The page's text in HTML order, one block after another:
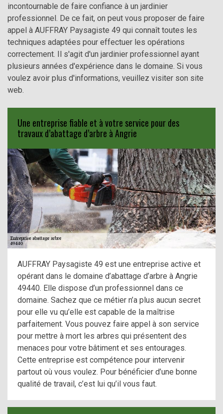
incontournable de faire confiance à un jardinier
professionnel. De ce fait, on peut vous proposer de faire
appel à AUFFRAY Paysagiste 49 qui connaît toutes les
techniques adaptées pour effectuer les opérations
correctement. Il s'agit d'un jardinier professionnel ayant
plusieurs années d'expérience dans le domaine. Si vous
voulez avoir plus d'informations, veuillez visiter son site
web.
Une entreprise fiable et à votre service pour des
travaux d’abattage d’arbre à Angrie
AUFFRAY Paysagiste 49 est une entreprise active et
opérant dans le domaine d’abattage d’arbre à Angrie
49440. Elle dispose d’un professionnel dans ce
domaine. Sachez que ce métier n’a plus aucun secret
pour elle vu qu’elle est capable de la maîtrise
parfaitement. Vous pouvez faire appel à son service
pour mettre à mort les arbres qui présentent des
menaces pour votre bâtiment et ses entourages.
Cette entreprise est compétence pour intervenir
partout où vous voulez. Pour bénéficier d’une bonne
qualité de travail, c’est lui qu’il vous faut.